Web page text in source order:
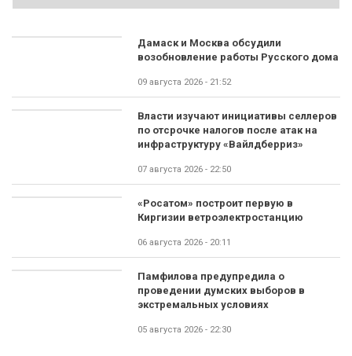
Дамаск и Москва обсудили
возобновление работы Русского дома
09 августа 2026 - 21:52
Власти изучают инициативы селлеров
по отсрочке налогов после атак на
инфраструктуру «Вайлдберриз»
07 августа 2026 - 22:50
«Росатом» построит первую в
Киргизии ветроэлектростанцию
06 августа 2026 - 20:11
Памфилова предупредила о
проведении думских выборов в
экстремальных условиях
05 августа 2026 - 22:30